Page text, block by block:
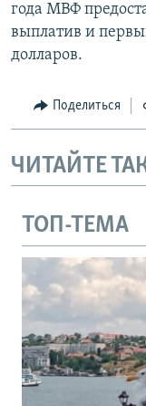
года МВФ
выплатив и
долларов.
Поделиться
ЧИТАЙТЕ
ТОП-ТЕМА